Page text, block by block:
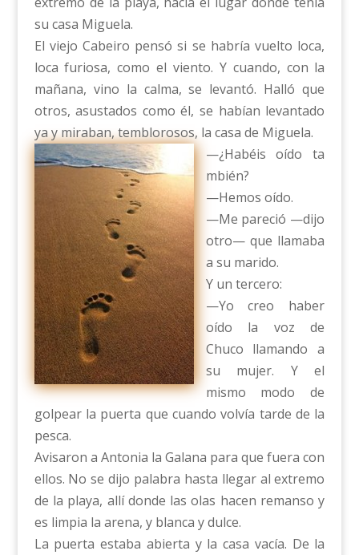
su casa Miguela.
El viejo Cabeiro pensó si se habría vuelto loca,
loca furiosa, como el viento. Y cuando, con la
mañana, vino la calma, se levantó. Halló que
otros, asustados como él, se habían levantado
ya y miraban, temblorosos, la casa de Miguela.
—¿Habéis oído ta
mbién?
—Hemos oído.
—Me pareció —dijo
otro— que llamaba
a su marido.
Y un tercero:
—Yo creo haber
oído la voz de
Chuco llamando a
su mujer. Y el
mismo modo de
golpear la puerta que cuando volvía tarde de la
pesca.
Avisaron a Antonia la Galana para que fuera con
ellos. No se dijo palabra hasta llegar al extremo
de la playa, allí donde las olas hacen remanso y
es limpia la arena, y blanca y dulce.
La puerta estaba abierta y la casa vacía. De la